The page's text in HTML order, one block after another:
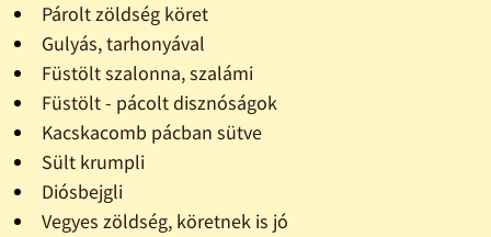
Párolt zöldség köret
Gulyás, tarhonyával
Füstölt szalonna, szalámi
Füstölt - pácolt disznóságok
Kacskacomb pácban sütve
Sült krumpli
Diósbejgli
Vegyes zöldség, köretnek is jó